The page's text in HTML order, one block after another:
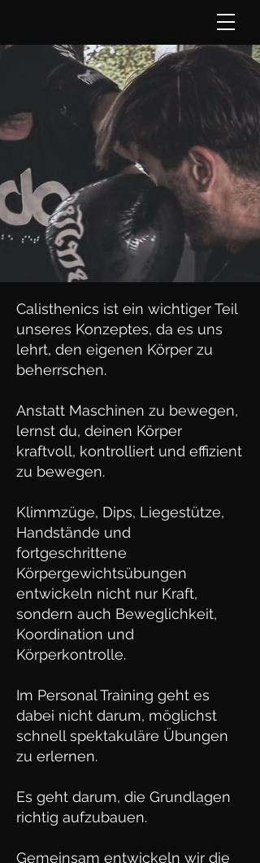
Calisthenics ist ein wichtiger Teil
unseres Konzeptes, da es uns
lehrt, den eigenen Körper zu
beherrschen.
Anstatt Maschinen zu bewegen,
lernst du, deinen Körper
kraftvoll, kontrolliert und effizient
zu bewegen.
Klimmzüge, Dips, Liegestütze,
Handstände und
fortgeschrittene
Körpergewichtsübungen
entwickeln nicht nur Kraft,
sondern auch Beweglichkeit,
Koordination und
Körperkontrolle.
Im Personal Training geht es
dabei nicht darum, möglichst
schnell spektakuläre Übungen
zu erlernen.
Es geht darum, die Grundlagen
richtig aufzubauen.
Gemeinsam entwickeln wir die